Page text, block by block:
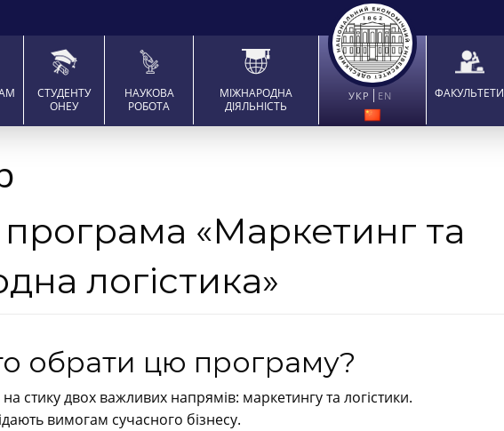
СТУДЕНТУ
ОНЕУ
НАУКОВА
РОБОТА
МІЖНАРОДНА
ДІЯЛЬНІСТЬ
УКР EN ФАКУЛЬТЕТИ
програма «Маркетинг та
логістика»
обрати цю програму?
на стику двох важливих напрямів: маркетингу та логістики.
вимогам сучасного бізнесу.